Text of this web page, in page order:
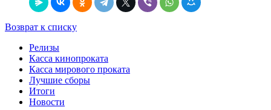
Возврат к списку
Релизы
Касса кинопроката
Касса мирового проката
Лучшие сборы
Итоги
Новости